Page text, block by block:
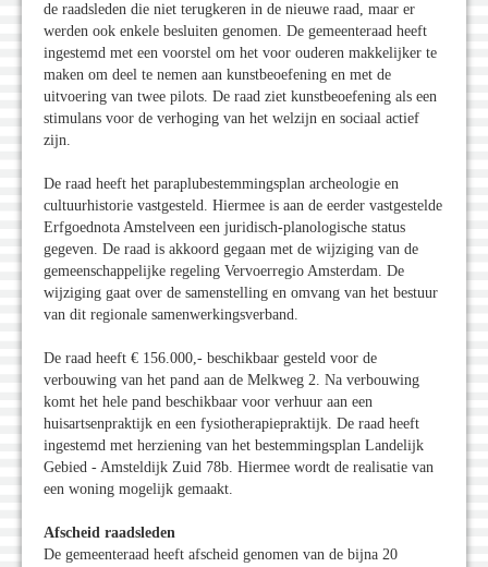
de raadsleden die niet terugkeren in de nieuwe raad, maar er
werden ook enkele besluiten genomen. De gemeenteraad heeft
ingestemd met een voorstel om het voor ouderen makkelijker te
maken om deel te nemen aan kunstbeoefening en met de
uitvoering van twee pilots. De raad ziet kunstbeoefening als een
stimulans voor de verhoging van het welzijn en sociaal actief
zijn.
De raad heeft het paraplubestemmingsplan archeologie en
cultuurhistorie vastgesteld. Hiermee is aan de eerder vastgestelde
Erfgoednota Amstelveen een juridisch-planologische status
gegeven. De raad is akkoord gegaan met de wijziging van de
gemeenschappelijke regeling Vervoerregio Amsterdam. De
wijziging gaat over de samenstelling en omvang van het bestuur
van dit regionale samenwerkingsverband.
De raad heeft € 156.000,- beschikbaar gesteld voor de
verbouwing van het pand aan de Melkweg 2. Na verbouwing
komt het hele pand beschikbaar voor verhuur aan een
huisartsenpraktijk en een fysiotherapiepraktijk. De raad heeft
ingestemd met herziening van het bestemmingsplan Landelijk
Gebied - Amsteldijk Zuid 78b. Hiermee wordt de realisatie van
een woning mogelijk gemaakt.
Afscheid raadsleden
De gemeenteraad heeft afscheid genomen van de bijna 20